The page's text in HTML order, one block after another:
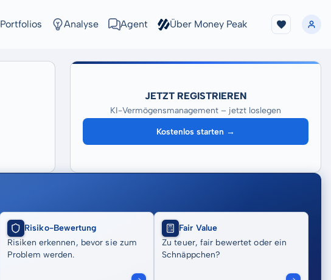
Portfolios Analyse Agent Über Money Peak
JETZT REGISTRIEREN
KI-Vermögensmanagement – jetzt loslegen
Kostenlos starten →
Risiko-Bewertung
Risiken erkennen, bevor sie zum
Problem werden.
Fair Value
Zu teuer, fair bewertet oder ein
Schnäppchen?